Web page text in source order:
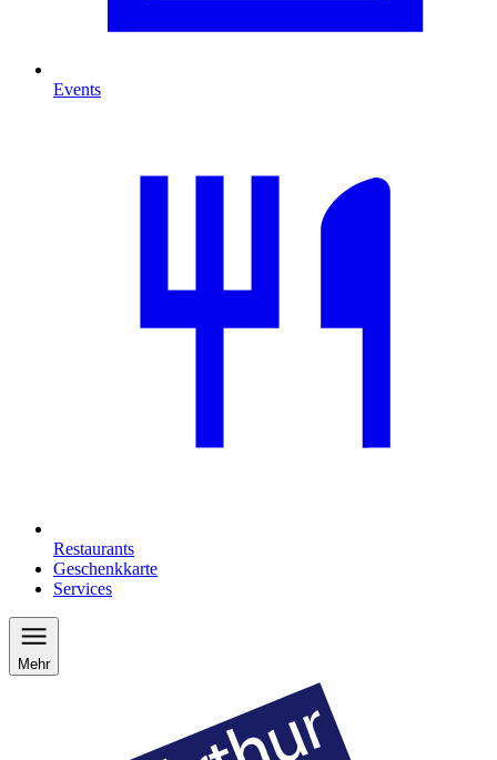
Events
Restaurants
Geschenkkarte
Services
Mehr